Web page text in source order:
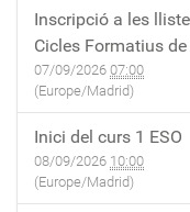
Inscripció a les
Cicles Formatius
07/09/2026 07:00
(Europe/Madrid)
Inici del curs 1 ESO
08/09/2026 10:00
(Europe/Madrid)